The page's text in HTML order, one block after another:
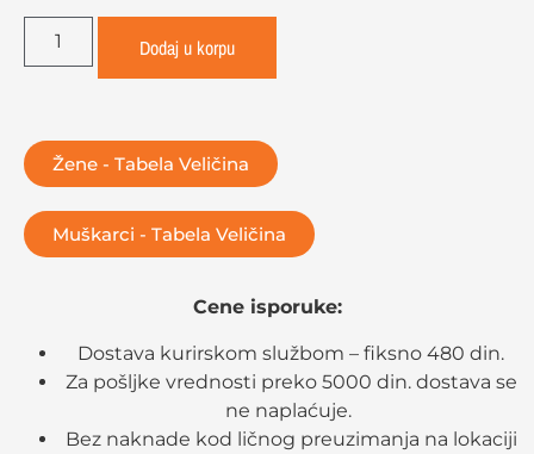
Dodaj u korpu
Žene - Tabela Veličina
Muškarci - Tabela Veličina
Cene isporuke:
Dostava kurirskom službom – fiksno 480 din.
Za pošljke vrednosti preko 5000 din. dostava se
ne naplaćuje.
Bez naknade kod ličnog preuzimanja na lokaciji